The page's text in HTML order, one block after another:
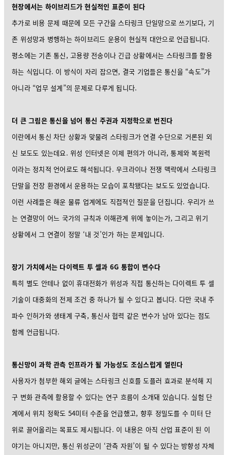
현장에서는 하이브리드가 현실적인 표준이 된다
추가로 비용 문제 때문에 모든 구간을 스타링크 단일망으로 쓰기보다, 기
존 위성망과 병행하는 하이브리드 운용이 현실적 대안으로 언급됩니다.
평소에는 기존 통신, 고용량 전송이나 긴급 상황에서는 스타링크를 활용
하는 식입니다. 이 방식이 자리 잡으면, 결국 기업들은 통신을 “속도”가
아니라 “업무 설계”의 문제로 다루게 됩니다.
더 큰 그림은 통신을 넘어 통신 주권과 지정학으로 번진다
이란에서 통신 차단 상황과 맞물려 스타링크가 연결 수단으로 거론된 외
신 보도도 있는데요. 위성 인터넷은 이제 편의가 아니라, 통제와 복원력
이라는 정치적 언어로도 해석됩니다. 우크라이나 전쟁 맥락에서 스타링크
단말을 전장 환경에서 운용하는 모습이 포착됐다는 보도도 있었습니다.
이런 사례들은 해운 물류 업계에도 직접적인 질문을 던집니다. 우리가 쓰
는 연결망이 어느 국가의 규칙과 이해관계 위에 놓이는가, 그리고 위기
상황에서 그 연결이 정말 ‘내 것’인가 하는 문제입니다.
장기 가치에서는 다이렉트 투 셀과 6G 통합이 변수다
특히 별도 안테나 없이 휴대전화가 위성과 직접 통신하는 다이렉트 투 셀
기술이 대중화의 전제 조건 중 하나가 될 수 있다고 봅니다. 다만 국내 주
파수 인허가와 생태계 구축, 통신사 협력 같은 변수가 남아 있다는 점도
함께 언급됩니다.
통신망이 과학 관측 인프라가 될 가능성도 조심스럽게 열린다
사용자가 첨부한 해외 글에는 스타링크 신호를 도플러 효과로 분석해 지
구 변화 관측에 활용할 수 있다는 연구 흐름이 소개돼 있습니다. 실험 단
계에서 위치 정확도 54미터 수준을 언급했고, 향후 정밀도를 수 미터 단
위로 끌어올리는 목표도 제시됩니다. 이 내용은 아직 산업 표준이 된 이
야기는 아니지만, 통신 위성군이 ‘관측 자원’이 될 수 있다는 방향성 자체